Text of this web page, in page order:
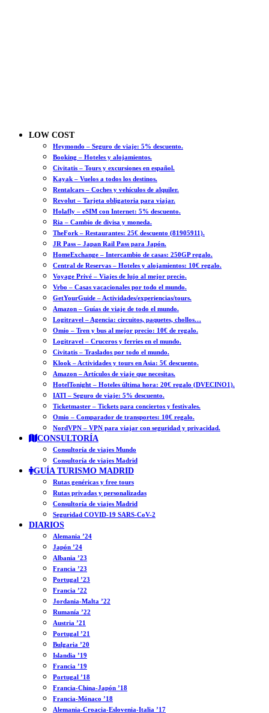
LOW COST
Heymondo – Seguro de viaje: 5% descuento.
Booking – Hoteles y alojamientos.
Civitatis – Tours y excursiones en español.
Kayak – Vuelos a todos los destinos.
Rentalcars – Coches y vehículos de alquiler.
Revolut – Tarjeta obligatoria para viajar.
Holafly – eSIM con Internet: 5% descuento.
Ria – Cambio de divisa y moneda.
TheFork – Restaurantes: 25€ descuento (81905911).
JR Pass – Japan Rail Pass para Japón.
HomeExchange – Intercambio de casas: 250GP regalo.
Central de Reservas – Hoteles y alojamientos: 10€ regalo.
Voyage Privé – Viajes de lujo al mejor precio.
Vrbo – Casas vacacionales por todo el mundo.
GetYourGuide – Actividades/experiencias/tours.
Amazon – Guías de viaje de todo el mundo.
Logitravel – Agencia: circuitos, paquetes, chollos…
Omio – Tren y bus al mejor precio: 10€ de regalo.
Logitravel – Cruceros y ferries en el mundo.
Civitatis – Traslados por todo el mundo.
Klook – Actividades y tours en Asia: 5€ descuento.
Amazon – Artículos de viaje que necesitas.
HotelTonight – Hoteles última hora: 20€ regalo (DVECINO1).
IATI – Seguro de viaje: 5% descuento.
Ticketmaster – Tickets para conciertos y festivales.
Omio – Comparador de transportes: 10€ regalo.
NordVPN – VPN para viajar con seguridad y privacidad.
CONSULTORÍA
Consultoría de viajes Mundo
Consultoría de viajes Madrid
GUÍA TURISMO MADRID
Rutas genéricas y free tours
Rutas privadas y personalizadas
Consultoría de viajes Madrid
Seguridad COVID-19 SARS-CoV-2
DIARIOS
Alemania ’24
Japón ’24
Albania ’23
Francia ’23
Portugal ’23
Francia ’22
Jordania-Malta ’22
Rumanía ’22
Austria ’21
Portugal ’21
Bulgaria ’20
Islandia ’19
Francia ’19
Portugal ’18
Francia-China-Japón ’18
Francia-Mónaco ’18
Alemania-Croacia-Eslovenia-Italia ’17